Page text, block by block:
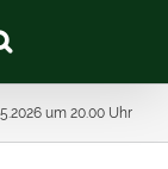
um 20.00 Uhr